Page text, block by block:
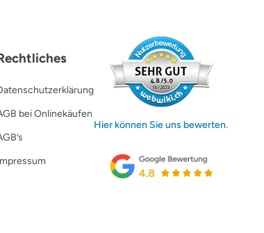
bei Onlinekäufen
Hier können Sie uns bewerten.